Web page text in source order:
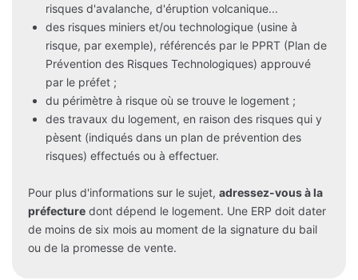
risques d'avalanche, d'éruption volcanique...
des risques miniers et/ou technologique (usine à
risque, par exemple), référencés par le PPRT (Plan de
Prévention des Risques Technologiques) approuvé
par le préfet ;
du périmètre à risque où se trouve le logement ;
des travaux du logement, en raison des risques qui y
pèsent (indiqués dans un plan de prévention des
risques) effectués ou à effectuer.
Pour plus d'informations sur le sujet, adressez-vous à la
préfecture dont dépend le logement. Une ERP doit dater
de moins de six mois au moment de la signature du bail
ou de la promesse de vente.